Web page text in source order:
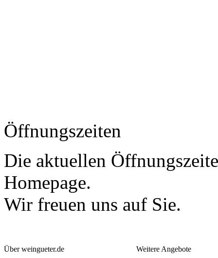
Öffnungszeiten
Die aktuellen
Homepage.
Wir freuen uns auf Sie.
Über weingueter.de Weitere Angebote